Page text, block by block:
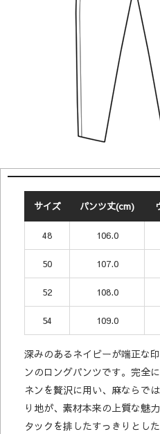
サイズ パンツ丈(cm)
48 106.0
50 107.0
52 108.0
54 109.0
深みのあるネイビーが端正な
ンのロングパンツです。完全
ネンを贅沢に用い、麻ならで
り地が、素材本来の上質な魅
タックを排したすっきりとし